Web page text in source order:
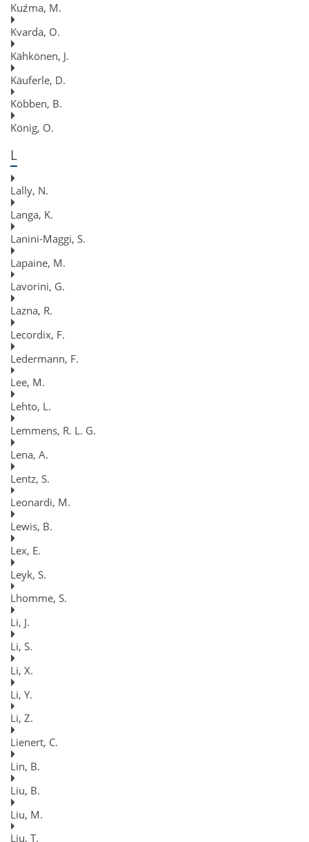
Kuźma, M.
Kvarda, O.
Kähkönen, J.
Käuferle, D.
Köbben, B.
König, O.
L
Lally, N.
Langa, K.
Lanini-Maggi, S.
Lapaine, M.
Lavorini, G.
Lazna, R.
Lecordix, F.
Ledermann, F.
Lee, M.
Lehto, L.
Lemmens, R. L. G.
Lena, A.
Lentz, S.
Leonardi, M.
Lewis, B.
Lex, E.
Leyk, S.
Lhomme, S.
Li, J.
Li, S.
Li, X.
Li, Y.
Li, Z.
Lienert, C.
Lin, B.
Liu, B.
Liu, M.
Liu, T.